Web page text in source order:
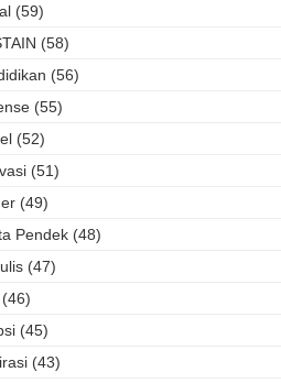
(59)
(58)
(56)
(55)
(52)
(51)
(49)
Pendek (48)
(47)
(46)
(45)
(43)